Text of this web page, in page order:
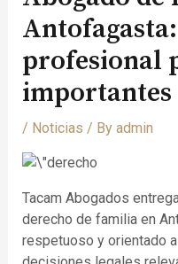
profesional
importantes
/ Noticias / By admin
Tacam Abogados
derecho de familia en
respetuoso y orientado